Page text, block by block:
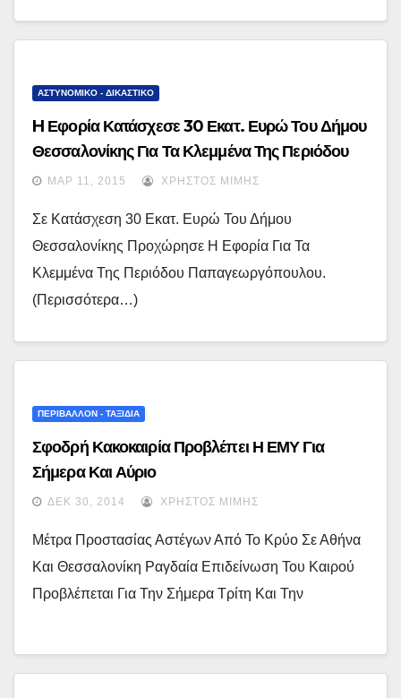
ΑΣΤΥΝΟΜΙΚΟ - ΔΙΚΑΣΤΙΚΟ
H Εφορία Κατάσχεσε 30 Εκατ. Ευρώ Του Δήμου
Θεσσαλονίκης Για Τα Κλεμμένα Της Περιόδου
Παπαγεωργόπουλου (έγγραφα)
ΜΑΡ 11, 2015 ΧΡΉΣΤΟΣ ΜΊΜΗΣ
Σε Κατάσχεση 30 Εκατ. Ευρώ Του Δήμου
Θεσσαλονίκης Προχώρησε Η Εφορία Για Τα
Κλεμμένα Της Περιόδου Παπαγεωργόπουλου.
(περισσότερα…)
ΠΕΡΙΒΑΛΛΟΝ - ΤΑΞΙΔΙΑ
Σφοδρή Κακοκαιρία Προβλέπει Η ΕΜΥ Για
Σήμερα Και Αύριο
ΔΕΚ 30, 2014 ΧΡΉΣΤΟΣ ΜΊΜΗΣ
Μέτρα Προστασίας Αστέγων Από Το Κρύο Σε Αθήνα
Και Θεσσαλονίκη Ραγδαία Επιδείνωση Του Καιρού
Προβλέπεται Για Την Σήμερα Τρίτη Και Την